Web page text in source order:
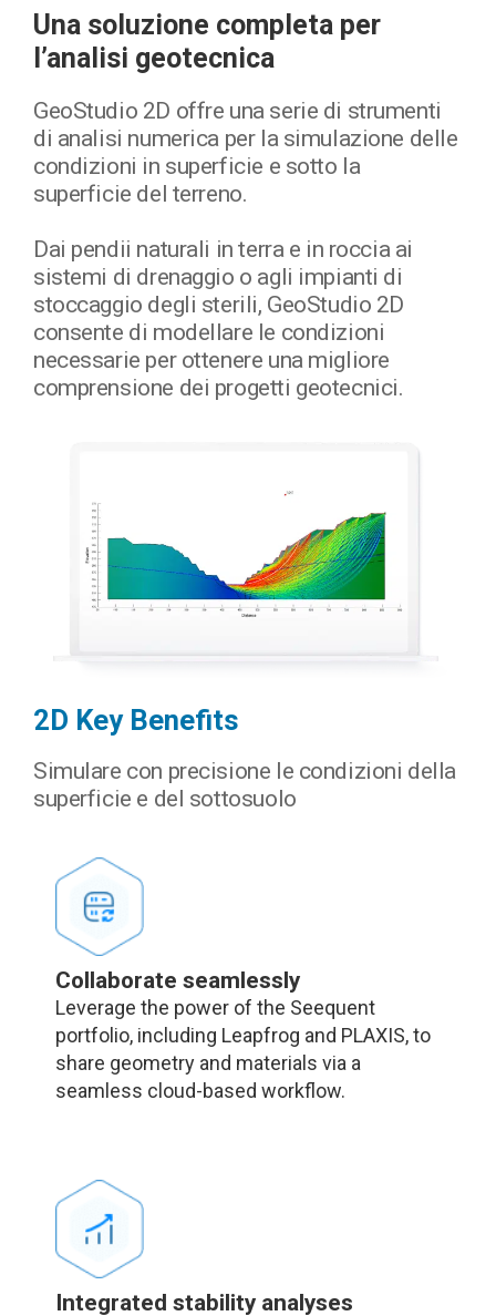
Una soluzione completa per
l’analisi geotecnica
GeoStudio 2D offre una serie di strumenti
di analisi numerica per la simulazione delle
condizioni in superficie e sotto la
superficie del terreno.
Dai pendii naturali in terra e in roccia ai
sistemi di drenaggio o agli impianti di
stoccaggio degli sterili, GeoStudio 2D
consente di modellare le condizioni
necessarie per ottenere una migliore
comprensione dei progetti geotecnici.
2D Key Benefits
Simulare con precisione le condizioni della
superficie e del sottosuolo
Collaborate seamlessly
Leverage the power of the Seequent
portfolio, including Leapfrog and PLAXIS, to
share geometry and materials via a
seamless cloud-based workflow.
Integrated stability analyses